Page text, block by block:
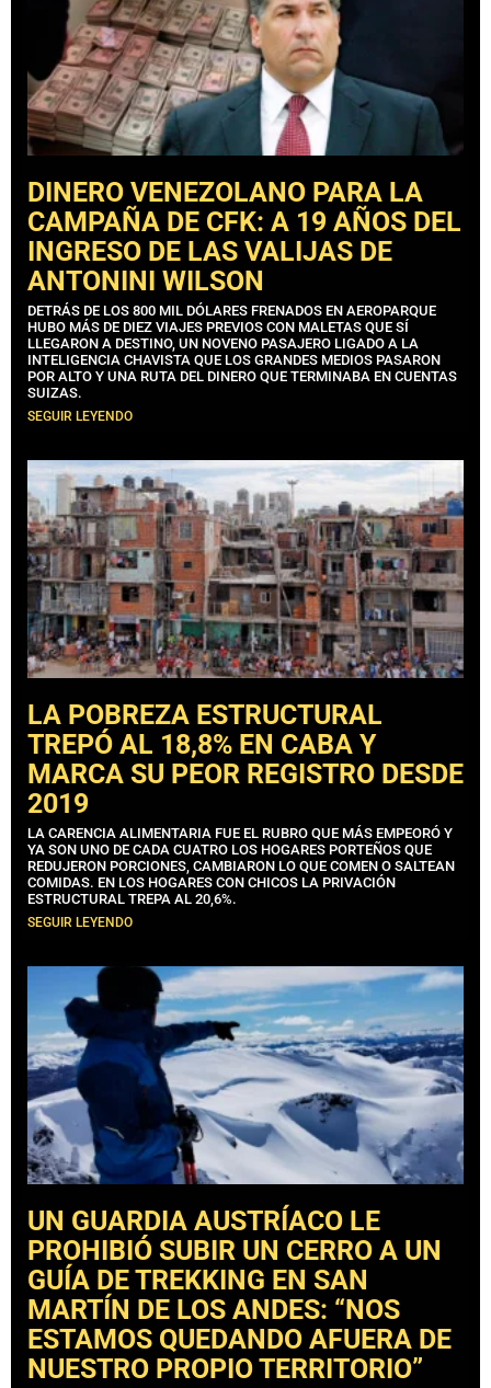
DINERO VENEZOLANO PARA LA
CAMPAÑA DE CFK: A 19 AÑOS DEL
INGRESO DE LAS VALIJAS DE
ANTONINI WILSON
DETRÁS DE LOS 800 MIL DÓLARES FRENADOS EN AEROPARQUE
HUBO MÁS DE DIEZ VIAJES PREVIOS CON MALETAS QUE SÍ
LLEGARON A DESTINO, UN NOVENO PASAJERO LIGADO A LA
INTELIGENCIA CHAVISTA QUE LOS GRANDES MEDIOS PASARON
POR ALTO Y UNA RUTA DEL DINERO QUE TERMINABA EN CUENTAS
SUIZAS.
SEGUIR LEYENDO
LA POBREZA ESTRUCTURAL
TREPÓ AL 18,8% EN CABA Y
MARCA SU PEOR REGISTRO DESDE
2019
LA CARENCIA ALIMENTARIA FUE EL RUBRO QUE MÁS EMPEORÓ Y
YA SON UNO DE CADA CUATRO LOS HOGARES PORTEÑOS QUE
REDUJERON PORCIONES, CAMBIARON LO QUE COMEN O SALTEAN
COMIDAS. EN LOS HOGARES CON CHICOS LA PRIVACIÓN
ESTRUCTURAL TREPA AL 20,6%.
SEGUIR LEYENDO
UN GUARDIA AUSTRÍACO LE
PROHIBIÓ SUBIR UN CERRO A UN
GUÍA DE TREKKING EN SAN
MARTÍN DE LOS ANDES: “NOS
ESTAMOS QUEDANDO AFUERA DE
NUESTRO PROPIO TERRITORIO”